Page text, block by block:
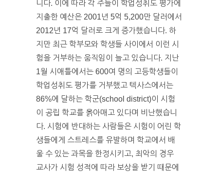
니다. 이에 따라 각 주들이 학업성취도 평가에
지출한 예산은 2001년 5억 5,200만 달러에서
2012년 17억 달러로 크게 증가했습니다. 하
지만 최근 학부모와 학생들 사이에서 이런 시
험을 거부하는 움직임이 늘고 있습니다. 지난
1월 시애틀에서는 600여 명의 고등학생들이
학업성취도 평가를 거부했고 텍사스에서는
86%에 달하는 학군(school district)이 시험
이 공립 학교를 옭아매고 있다며 비난했습니
다. 시험에 반대하는 사람들은 시험이 어린 학
생들에게 스트레스를 유발하며 학교에서 배
울 수 있는 과목을 한정시키고, 최악의 경우
교사가 시험 성적에 따라 보상을 받기 때문에